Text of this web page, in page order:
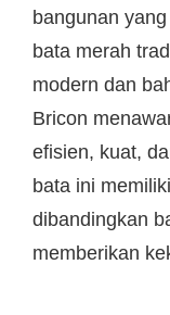
bangunan
bata merah
modern dan
Bricon
efisien, kuat,
bata ini
dibandingkan
memberikan